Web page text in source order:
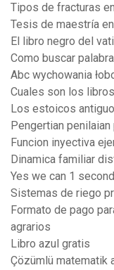
Tipos de fracturas
Tesis de maestría
El libro negro del
Como buscar
Abc wychowania
Cuales son los
Los estoicos
Pengertian penilaian
Funcion inyectiva
Dinamica familiar
Yes we can 1
Sistemas de riego
Formato de pago
agrarios
Libro azul gratis
Çözümlü matematik